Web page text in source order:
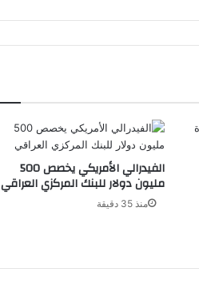
الفيدرالي الأمريكي يخصص 500
مليون دولار للبنك المركزي العراقي
منذ 35 دقيقة